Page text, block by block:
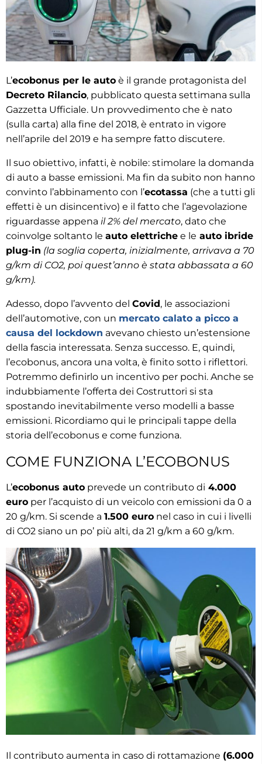
L’ecobonus per le auto è il grande protagonista del
Decreto Rilancio, pubblicato questa settimana sulla
Gazzetta Ufficiale. Un provvedimento che è nato
(sulla carta) alla fine del 2018, è entrato in vigore
nell’aprile del 2019 e ha sempre fatto discutere.
Il suo obiettivo, infatti, è nobile: stimolare la domanda
di auto a basse emissioni. Ma fin da subito non hanno
convinto l’abbinamento con l’ecotassa (che a tutti gli
effetti è un disincentivo) e il fatto che l’agevolazione
riguardasse appena il 2% del mercato, dato che
coinvolge soltanto le auto elettriche e le auto ibride
plug-in (la soglia coperta, inizialmente, arrivava a 70
g/km di CO2, poi quest’anno è stata abbassata a 60
g/km).
Adesso, dopo l’avvento del Covid, le associazioni
dell’automotive, con un mercato calato a picco a
causa del lockdown avevano chiesto un’estensione
della fascia interessata. Senza successo. E, quindi,
l’ecobonus, ancora una volta, è finito sotto i riflettori.
Potremmo definirlo un incentivo per pochi. Anche se
indubbiamente l’offerta dei Costruttori si sta
spostando inevitabilmente verso modelli a basse
emissioni. Ricordiamo qui le principali tappe della
storia dell’ecobonus e come funziona.
COME FUNZIONA L’ECOBONUS
L’ecobonus auto prevede un contributo di 4.000
euro per l’acquisto di un veicolo con emissioni da 0 a
20 g/km. Si scende a 1.500 euro nel caso in cui i livelli
di CO2 siano un po’ più alti, da 21 g/km a 60 g/km.
Il contributo aumenta in caso di rottamazione (6.000